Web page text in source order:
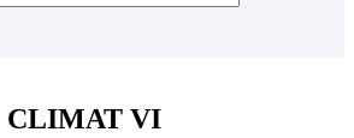
CLIMAT VI